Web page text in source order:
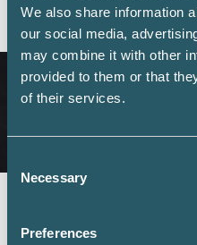
We also share information
our social media,
may combine it with other
provided to them or that
of their services.
Selection
Necessary
Preferences
AKTUELLA ARTIKLAR